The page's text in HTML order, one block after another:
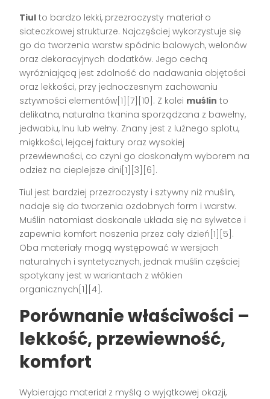
Tiul to bardzo lekki, przezroczysty materiał o
siateczkowej strukturze. Najczęściej wykorzystuje się
go do tworzenia warstw spódnic balowych, welonów
oraz dekoracyjnych dodatków. Jego cechą
wyróżniającą jest zdolność do nadawania objętości
oraz lekkości, przy jednoczesnym zachowaniu
sztywności elementów[1][7][10]. Z kolei muślin to
delikatna, naturalna tkanina sporządzana z bawełny,
jedwabiu, lnu lub wełny. Znany jest z luźnego splotu,
miękkości, lejącej faktury oraz wysokiej
przewiewności, co czyni go doskonałym wyborem na
odzież na cieplejsze dni[1][3][6].
Tiul jest bardziej przezroczysty i sztywny niż muślin,
nadaje się do tworzenia ozdobnych form i warstw.
Muślin natomiast doskonale układa się na sylwetce i
zapewnia komfort noszenia przez cały dzień[1][5].
Oba materiały mogą występować w wersjach
naturalnych i syntetycznych, jednak muślin częściej
spotykany jest w wariantach z włókien
organicznych[1][4].
Porównanie właściwości –
lekkość, przewiewność,
komfort
Wybierając materiał z myślą o wyjątkowej okazji,